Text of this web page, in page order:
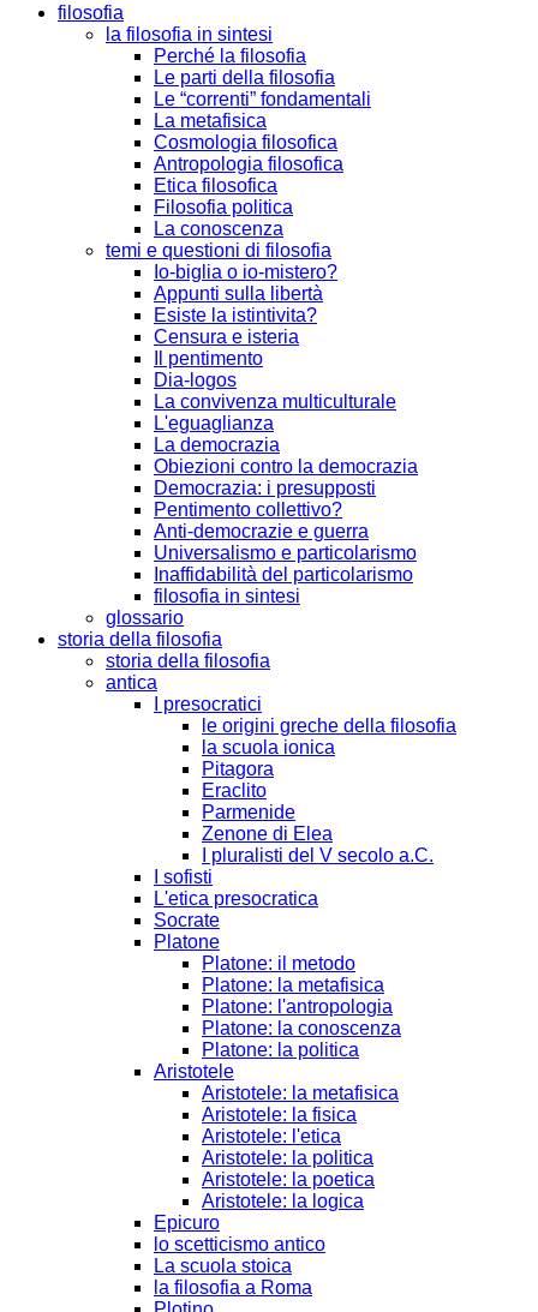
filosofia
la filosofia in sintesi
Perché la filosofia
Le parti della filosofia
Le “correnti” fondamentali
La metafisica
Cosmologia filosofica
Antropologia filosofica
Etica filosofica
Filosofia politica
La conoscenza
temi e questioni di filosofia
Io-biglia o io-mistero?
Appunti sulla libertà
Esiste la istintivita?
Censura e isteria
Il pentimento
Dia-logos
La convivenza multiculturale
L'eguaglianza
La democrazia
Obiezioni contro la democrazia
Democrazia: i presupposti
Pentimento collettivo?
Anti-democrazie e guerra
Universalismo e particolarismo
Inaffidabilità del particolarismo
filosofia in sintesi
glossario
storia della filosofia
storia della filosofia
antica
I presocratici
le origini greche della filosofia
la scuola ionica
Pitagora
Eraclito
Parmenide
Zenone di Elea
I pluralisti del V secolo a.C.
I sofisti
L'etica presocratica
Socrate
Platone
Platone: il metodo
Platone: la metafisica
Platone: l'antropologia
Platone: la conoscenza
Platone: la politica
Aristotele
Aristotele: la metafisica
Aristotele: la fisica
Aristotele: l'etica
Aristotele: la politica
Aristotele: la poetica
Aristotele: la logica
Epicuro
lo scetticismo antico
La scuola stoica
la filosofia a Roma